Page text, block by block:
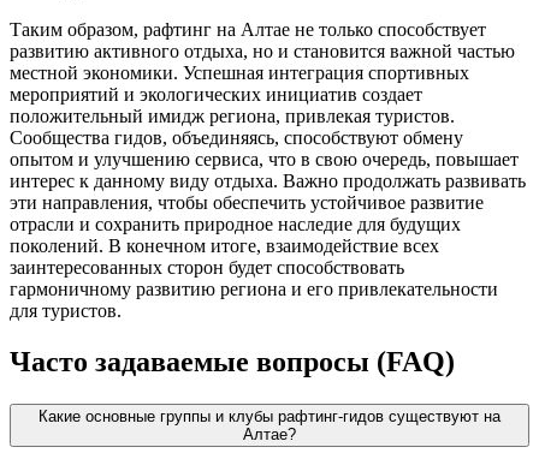
Таким образом, рафтинг на Алтае не только способствует
развитию активного отдыха, но и становится важной частью
местной экономики. Успешная интеграция спортивных
мероприятий и экологических инициатив создает
положительный имидж региона, привлекая туристов.
Сообщества гидов, объединяясь, способствуют обмену
опытом и улучшению сервиса, что в свою очередь, повышает
интерес к данному виду отдыха. Важно продолжать развивать
эти направления, чтобы обеспечить устойчивое развитие
отрасли и сохранить природное наследие для будущих
поколений. В конечном итоге, взаимодействие всех
заинтересованных сторон будет способствовать
гармоничному развитию региона и его привлекательности
для туристов.
Часто задаваемые вопросы (FAQ)
Какие основные группы и клубы рафтинг-гидов существуют на
Алтае?